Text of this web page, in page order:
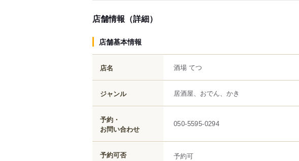
店舗情報（詳細）
店舗基本情報
店名 酒場 てつ
ジャンル 居酒屋、おでん、かき
予約・
お問い合わせ
050-5595-0294
予約可否 予約可